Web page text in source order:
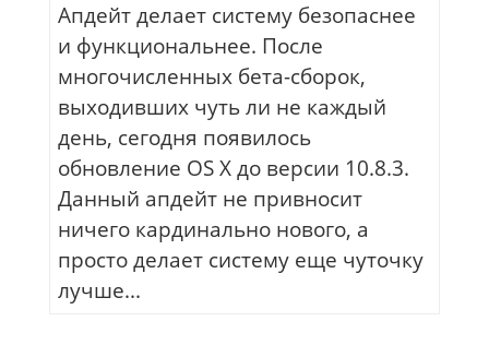
Апдейт делает систему безопаснее
и функциональнее. После
многочисленных бета-сборок,
выходивших чуть ли не каждый
день, сегодня появилось
обновление OS X до версии 10.8.3.
Данный апдейт не привносит
ничего кардинально нового, а
просто делает систему еще чуточку
лучше...